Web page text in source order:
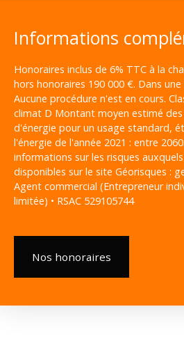
Informations
Honoraires inclus de 6% TTC à la
hors honoraires 190 000 €. Dans
Aucune procédure n'est en cours.
climat D Montant moyen estimé des
d'énergie pour un usage standard,
l'énergie de l'année 2021 : entre
informations sur les risques
disponibles sur le site Géorisques :
Agent commercial (Entrepreneur
limitée) • RSAC 529105744
Nos honoraires